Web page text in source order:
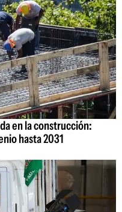
en la construcción:
hasta 2031